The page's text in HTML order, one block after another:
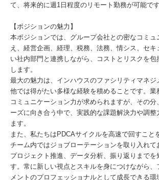
て、将来的に週1日程度のリモート勤務が可能です
【ポジションの魅力】
本ポジションでは、グループ会社との密なコミュ
え、経営企画、経理、税務、法務、情シス、セ
い社内部門と連携しながら、コストとリスクを包
します。
最大の魅力は、インハウスのファシリティマネジ
他では得がたい多様な経験を積めることです。業
コミュニケーション力が求められますが、その分
ーズに向き合う中で、実践的な課題解決力や調整
ます。
また、私たちはPDCAサイクルを高速で回すこと
チーム内ではジョブローテーションを取り入れて
プロジェクト推進、データ分析、振り返りまで
す。常に新しい視点とスキルを身につけながら、
メントのプロフェッショナルとして成長できる環